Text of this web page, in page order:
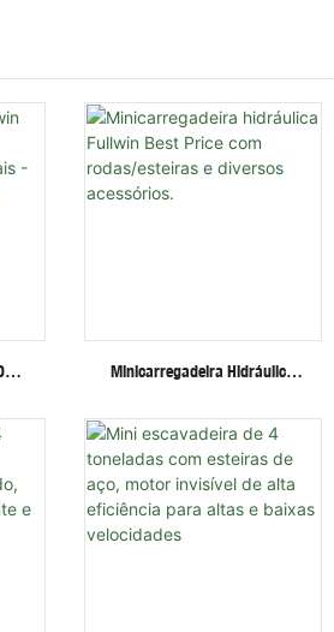
3
Minicarregadeira Hidráulica
Rodas/esteiras E Diversos
Acessórios.